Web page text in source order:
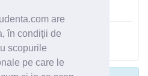
are
în condiţii de
scopurile
pe care le